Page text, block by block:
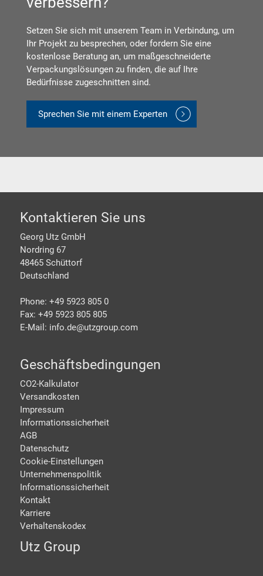
Setzen Sie sich mit unserem Team in Verbindung, um
Ihr Projekt zu besprechen, oder fordern Sie eine
kostenlose Beratung an, um maßgeschneiderte
Verpackungslösungen zu finden, die auf Ihre
Bedürfnisse zugeschnitten sind.
Sprechen Sie mit einem Experten
Footer
Kontaktieren Sie uns
Georg Utz GmbH
Nordring 67
48465 Schüttorf
Deutschland
Phone: +49 5923 805 0
Fax: +49 5923 805 805
E-Mail: info.de@utzgroup.com
Geschäftsbedingungen
CO2-Kalkulator
Versandkosten
Impressum
Informationssicherheit
AGB
Datenschutz
Cookie-Einstellungen
Unternehmenspolitik
Informationssicherheit
Kontakt
Karriere
Verhaltenskodex
Utz Group